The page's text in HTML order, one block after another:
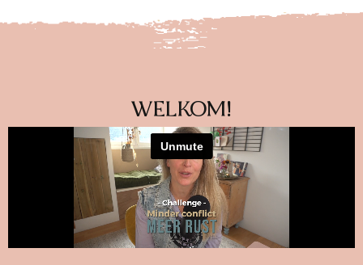
WELKOM!